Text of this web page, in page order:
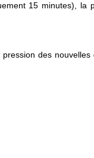
15 minutes),
des